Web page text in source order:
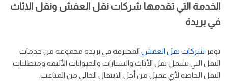
الخدمة التي تقدمها شركات نقل العفش ونقل الاثاث
في بريدة
توفر شركات نقل العفش المحترفة في بريدة مجموعة من خدمات
النقل التي تشمل نقل الأثاث والسيارات والحيوانات الأليفة ومتطلبات
النقل الخاصة لأي عميل من أجل الانتقال الخالي من المتاعب.